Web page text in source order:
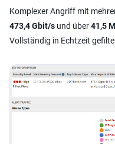
Komplexer Angriff mit
473,4 Gbit/s und über41,5
Vollständig in Echtzeit